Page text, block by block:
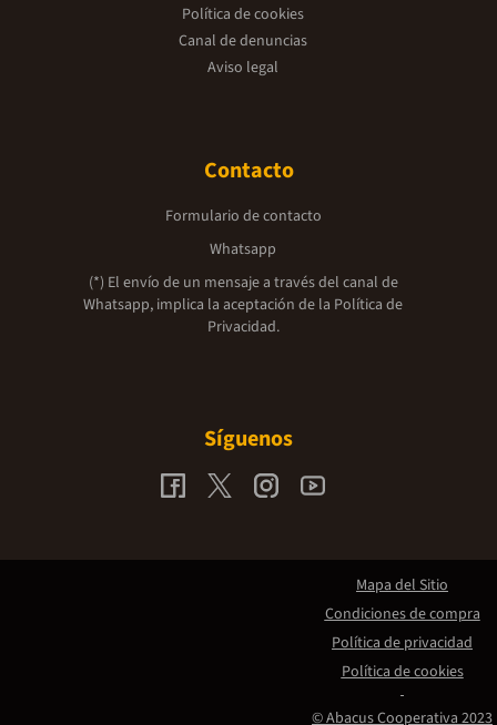
Política de cookies
Canal de denuncias
Aviso legal
Contacto
Formulario de contacto
Whatsapp
(*) El envío de un mensaje a través del canal de
Whatsapp, implica la aceptación de la Política de
Privacidad.
Síguenos
© Abacus Cooperativa 2023
Mapa del Sitio
Condiciones de compra
Política de privacidad
Política de cookies